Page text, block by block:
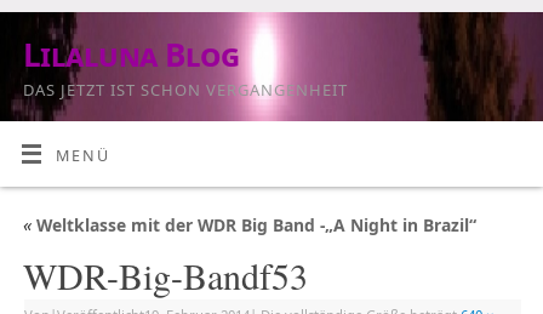
Lilaluna Blog
DAS JETZT IST SCHON VERGANGENHEIT
MENÜ
«Weltklasse mit der WDR Big Band -„A Night in Brazil“
WDR-Big-Bandf53